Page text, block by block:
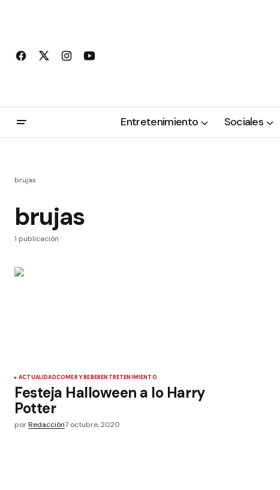
Entretenimiento Sociales
brujas
brujas
1 publicación
ACTUALIDADCOMER Y BEBERENTRETENIMIENTO
Festeja Halloween a lo Harry
Potter
porRedacción7 octubre, 2020